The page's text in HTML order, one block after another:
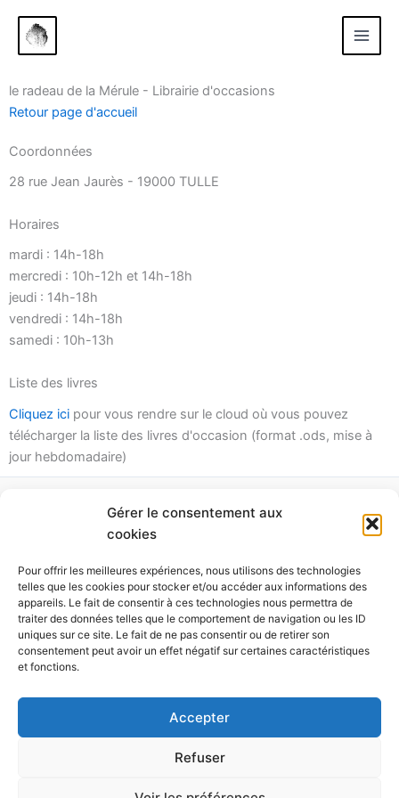
Gérer le consentement aux
cookies
Pour offrir les meilleures expériences, nous utilisons des technologies
telles que les cookies pour stocker et/ou accéder aux informations des
appareils. Le fait de consentir à ces technologies nous permettra de
traiter des données telles que le comportement de navigation ou les ID
uniques sur ce site. Le fait de ne pas consentir ou de retirer son
consentement peut avoir un effet négatif sur certaines caractéristiques
et fonctions.
Accepter
Refuser
contenu
le radeau de la Mérule - Librairie d'occasions
Retour page d'accueil
Coordonnées
28 rue Jean Jaurès - 19000 TULLE
Horaires
mardi : 14h-18h
mercredi : 10h-12h et 14h-18h
jeudi : 14h-18h
vendredi : 14h-18h
samedi : 10h-13h
Liste des livres
Cliquez ici pour vous rendre sur le cloud où vous pouvez
télécharger la liste des livres d'occasion (format .ods, mise à
jour hebdomadaire)
Boutique : 28 rue Jean Jaurès 19000 TULLE
SAS Au capital variable
N° SIRET : 903618361 00013
Contact :
editions@lamerule.org
Copyright © La Mérule
Politique de cookies